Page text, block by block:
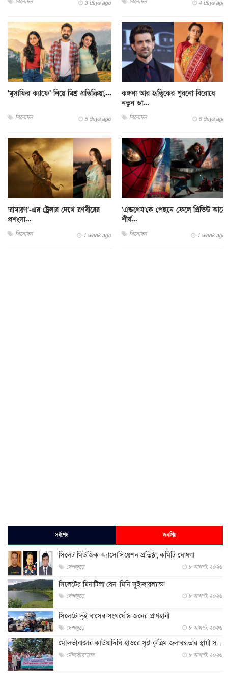
3 days ago 4 days ago
‘মুসাফির ক্যাফে’ নিয়ে মিশ্র প্রতিক্রিয়া,...
বিনোদন 5 days ago
কঙ্গনা আর হৃত্বিকের পুরনো বিরোধে
নতুন ডা...
বিনোদন 6 days ago
‘রামায়ণ’-এর ট্রেলার দেখে রণবীরের
প্রশংসা...
বিনোদন 1 week ago
‘এন্ডগেম’কে পেছনে ফেলে প্রিভিউ আয়ে
শীর্ষ...
বিনোদন 1 week ago
সর্বশেষ জনপ্রিয়
সিলেট মিউজিক অ্যাসোসিয়েশন প্রতিষ্ঠা, কমিটি ঘোষণা
দেশজুড়ে ৮ আগস্ট, ২০২৬
সিলেটের মিনাটিলা যেন ‘মিনি সুইজারল্যান্ড’
দেশজুড়ে ৮ আগস্ট, ২০২৬
সিলেটে দুই বাসের সংঘর্ষে ৯ জনের প্রাণহানী
দেশজুড়ে ৮ আগস্ট, ২০২৬
মৌলভীবাজার কাউয়াদিঘি হাওরে সৃষ্ট কৃত্রিম জলাবদ্ধতার স্থায়ী স...
মৌলভীবাজার ৮ আগস্ট, ২০২৬